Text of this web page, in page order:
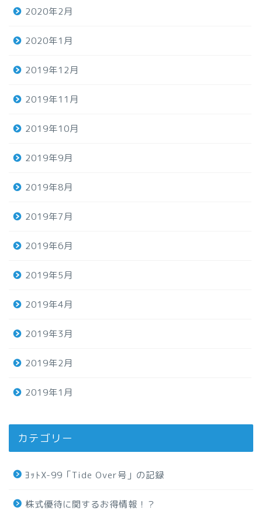
2020年2月
2020年1月
2019年12月
2019年11月
2019年10月
2019年9月
2019年8月
2019年7月
2019年6月
2019年5月
2019年4月
2019年3月
2019年2月
2019年1月
カテゴリー
ﾖｯﾄX-99「Tide Over号」の記録
株式優待に関するお得情報！？